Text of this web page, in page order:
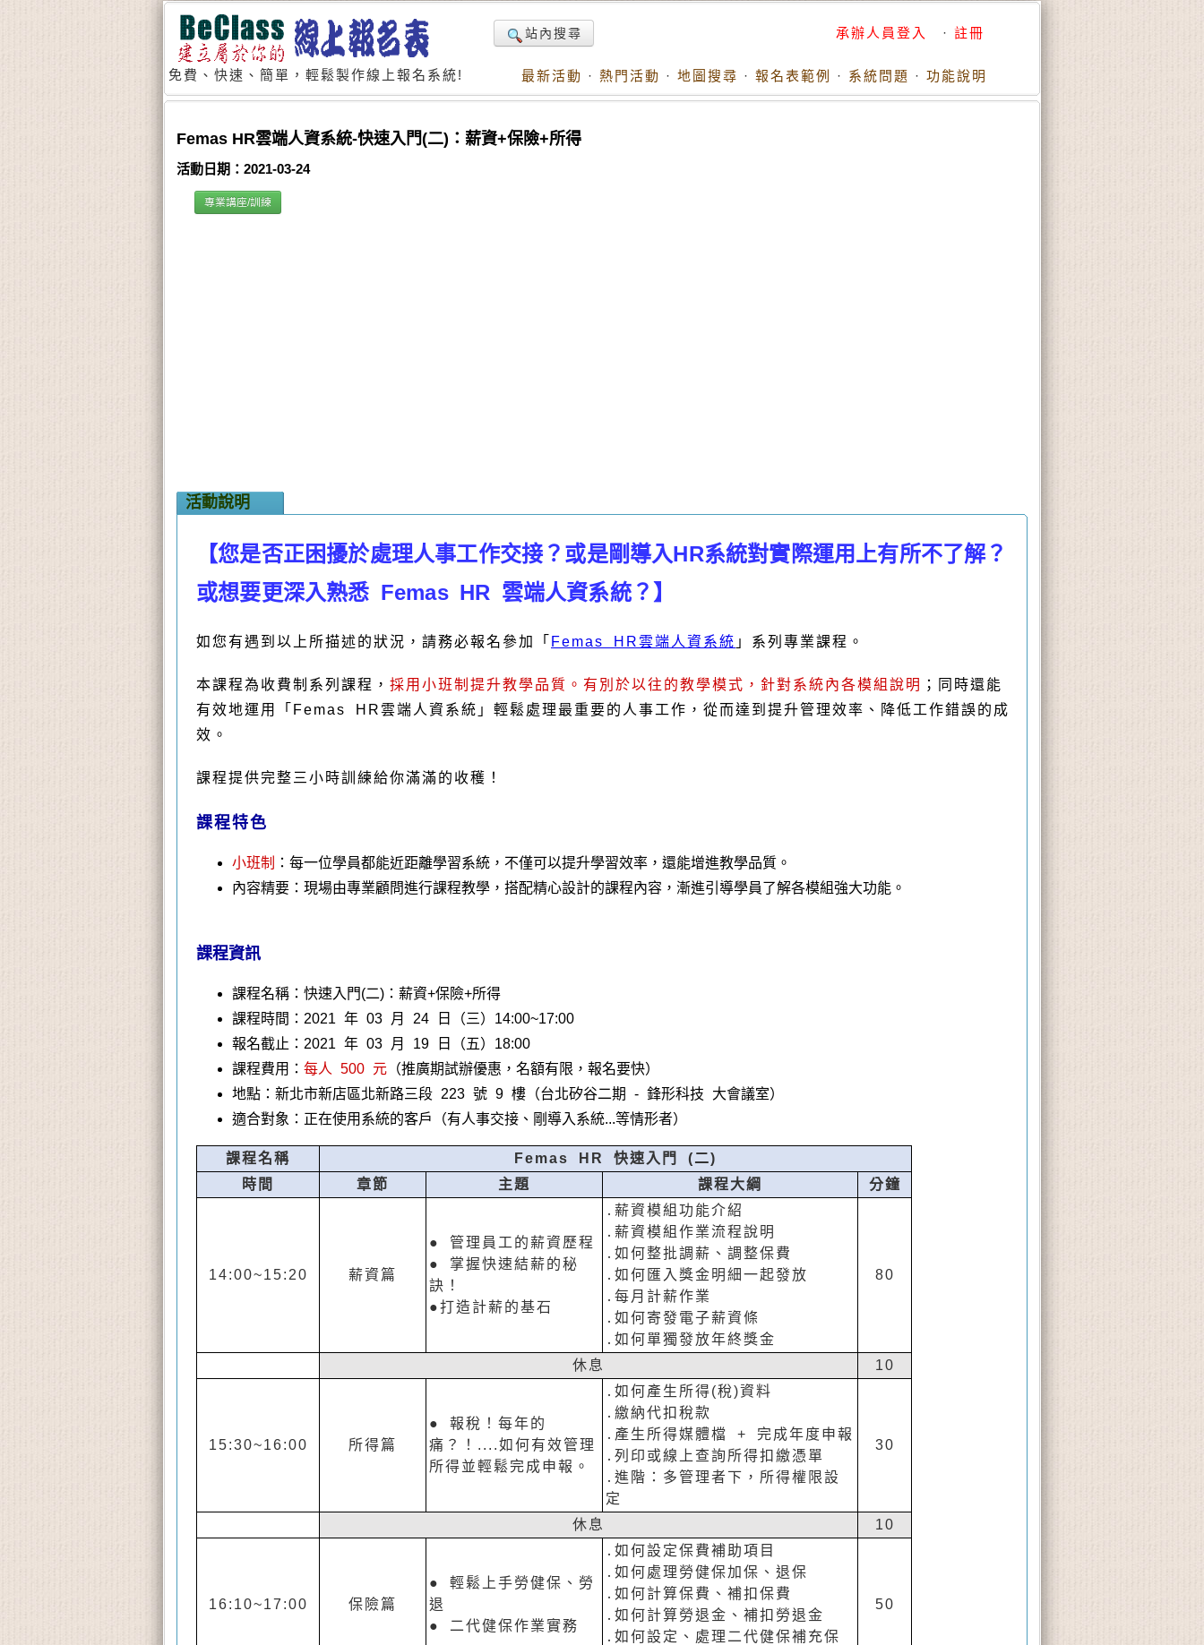
免費、快速、簡單，輕鬆製作線上報名系統!
站內搜尋 承辦人員登入 · 註冊
最新活動 · 熱門活動 · 地圖搜尋 · 報名表範例 · 系統問題 · 功能說明
Femas HR雲端人資系統-快速入門(二)：薪資+保險+所得
活動日期：2021-03-24
專業講座/訓練
活動說明
【您是否正困擾於處理人事工作交接？或是剛導入HR系統對實際運用上有所不了解？
或想要更深入熟悉 Femas HR 雲端人資系統？】
如您有遇到以上所描述的狀況，請務必報名參加「 Femas HR雲端人資系統 」系列專業課程。
本課程為收費制系列課程， 採用小班制提升教學品質。有別於以往的教學模式，針對系統內各模組說明
；同時還能
有效地運用「Femas HR雲端人資系統」輕鬆處理最重要的人事工作，從而達到提升管理效率、降低工作錯誤的成
效。
課程提供完整三小時訓練給你滿滿的收穫！
課程特色
小班制 ：每一位學員都能近距離學習系統，不僅可以提升學習效率，還能增進教學品質。
內容精要：現場由專業顧問進行課程教學，搭配精心設計的課程內容，漸進引導學員了解各模組強大功能。
課程資訊
課程名稱：快速入門(二)：薪資+保險+所得
課程時間：2021 年 03 月 24 日（三）14:00~17:00
報名截止：2021 年 03 月 19 日（五）18:00
課程費用： 每人 500 元 （推廣期試辦優惠，名額有限，報名要快）
地點：新北市新店區北新路三段 223 號 9 樓（台北矽谷二期 - 鋒形科技 大會議室）
適合對象：正在使用系統的客戶（有人事交接、剛導入系統...等情形者）
課程名稱
Femas HR 快速入門 (二)
時間
章節 主題 課程大綱 分鐘
14:00~15:20 薪資篇
● 管理員工的薪資歷程
● 掌握快速結薪的秘
訣！
●打造計薪的基石
․薪資模組功能介紹
․薪資模組作業流程說明
․如何整批調薪、調整保費
․如何匯入獎金明細一起發放
․每月計薪作業
․如何寄發電子薪資條
․如何單獨發放年終獎金
80
休息 10
15:30~16:00 所得篇
● 報稅！每年的
痛？！....如何有效管理
所得並輕鬆完成申報。
․如何產生所得(稅)資料
․繳納代扣稅款
․產生所得媒體檔 + 完成年度申報
․列印或線上查詢所得扣繳憑單
․進階：多管理者下，所得權限設
定
30
休息 10
16:10~17:00 保險篇
● 輕鬆上手勞健保、勞
退
● 二代健保作業實務
․如何設定保費補助項目
․如何處理勞健保加保、退保
․如何計算保費、補扣保費
․如何計算勞退金、補扣勞退金
․如何設定、處理二代健保補充保
50